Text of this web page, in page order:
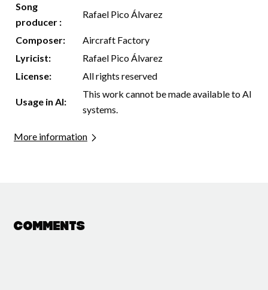
Song
producer :
Rafael Pico Álvarez
Composer:
Aircraft Factory
Lyricist:
Rafael Pico Álvarez
License:
All rights reserved
Usage in AI:
This work cannot be made available to AI
systems.
More information
Comments